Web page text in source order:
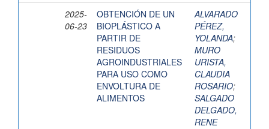
2025-
06-23
OBTENCIÓN DE UN
BIOPLÁSTICO A
PARTIR DE
RESIDUOS
AGROINDUSTRIALES
PARA USO COMO
ENVOLTURA DE
ALIMENTOS
ALVARADO
PÉREZ,
YOLANDA;
MURO
URISTA,
CLAUDIA
ROSARIO;
SALGADO
DELGADO,
RENE